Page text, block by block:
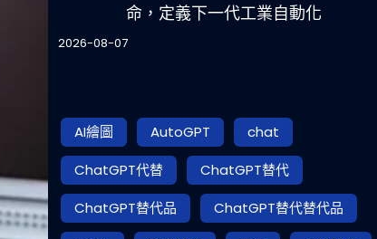
命，定義下一代工業自動化
2026-08-07
AI繪圖 AutoGPT
chat
ChatGPT代替
ChatGPT替代
ChatGPT替代品
ChatGPT替代替代品